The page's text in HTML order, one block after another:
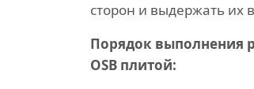
сторон и выдержать их
Порядок выполнения
OSB плитой: